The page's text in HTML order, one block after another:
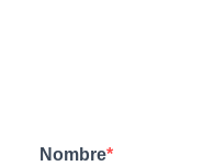
Nombre